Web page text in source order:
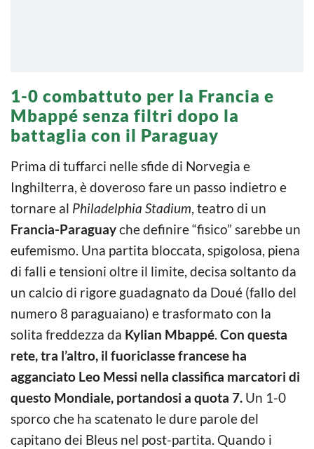
1-0 combattuto per la Francia e
Mbappé senza filtri dopo la
battaglia con il Paraguay
Prima di tuffarci nelle sfide di Norvegia e
Inghilterra, è doveroso fare un passo indietro e
tornare al Philadelphia Stadium , teatro di un
Francia-Paraguayche definire “fisico” sarebbe un
eufemismo. Una partita bloccata, spigolosa, piena
di falli e tensioni oltre il limite, decisa soltanto da
un calcio di rigore guadagnato da Doué (fallo del
numero 8 paraguaiano) e trasformato con la
solita freddezza da Kylian Mbappé Con questa
rete, tra l’altro, il fuoriclasse francese ha
agganciato Leo Messi nella classifica marcatori di
questo Mondiale, portandosi a quota 7. Un 1-0
sporco che ha scatenato le dure parole del
capitano dei Bleus nel post-partita. Quando i